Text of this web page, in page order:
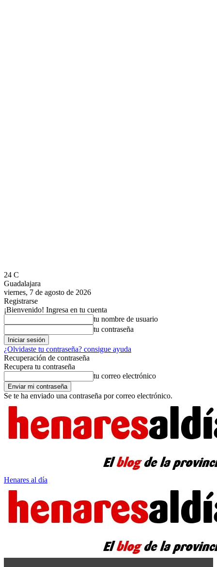
24 C
Guadalajara
viernes, 7 de agosto de 2026
Registrarse
¡Bienvenido! Ingresa en tu cuenta
tu nombre de usuario
tu contraseña
¿Olvidaste tu contraseña? consigue ayuda
Recuperación de contraseña
Recupera tu contraseña
tu correo electrónico
Se te ha enviado una contraseña por correo electrónico.
Henares al día